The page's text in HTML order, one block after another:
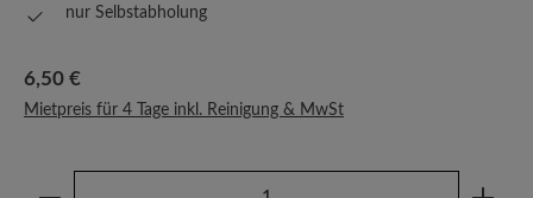
nur Selbstabholung
Regulärer Preis:
6,50 €
Mietpreis für 4 Tage inkl. Reinigung & MwSt
Produkt Anzahl: Gib den gewünschten Wert ein